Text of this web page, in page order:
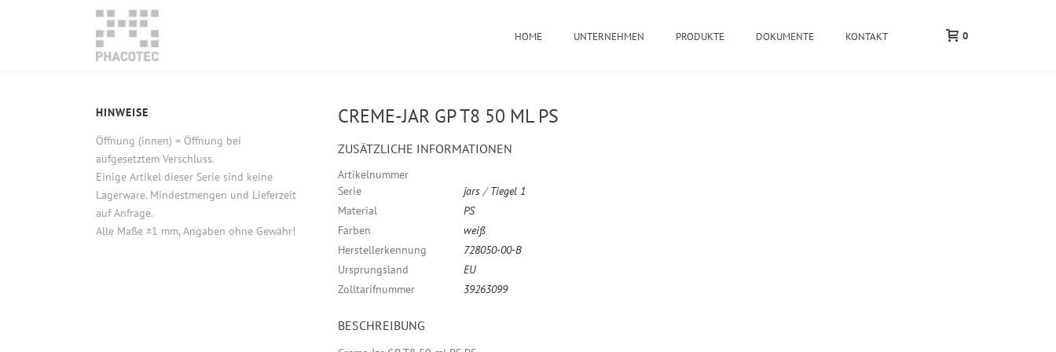
HOME UNTERNEHMEN PRODUKTE DOKUMENTE KONTAKT 0
CREME-JAR GP T8 50 ML PS
ZUSÄTZLICHE INFORMATIONEN
Artikelnummer
Serie
jars/Tiegel 1
Material
PS
Farben
weiß
Herstellerkennung
728050-00-B
Ursprungsland
EU
Zolltarifnummer
39263099
BESCHREIBUNG
HINWEISE
Öffnung (innen) = Öffnung bei
aufgesetztem Verschluss.
Einige Artikel dieser Serie sind keine
Lagerware. Mindestmengen und Lieferzeit
auf Anfrage.
Alle Maße ±1 mm, Angaben ohne Gewähr!